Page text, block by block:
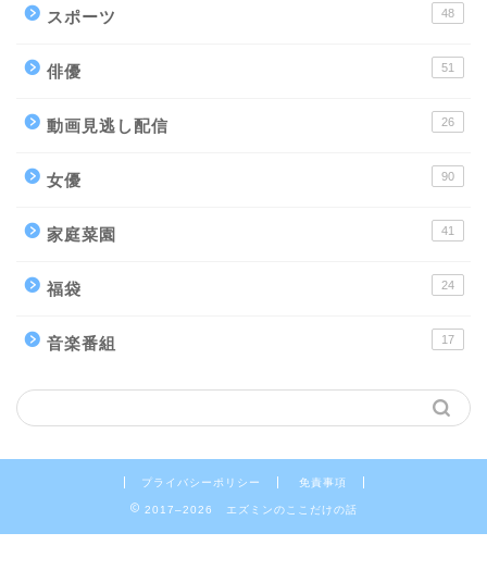
スポーツ 48
俳優 51
動画見逃し配信 26
女優 90
家庭菜園 41
福袋 24
音楽番組 17
プライバシーポリシー 免責事項
2017–2026 エズミンのここだけの話